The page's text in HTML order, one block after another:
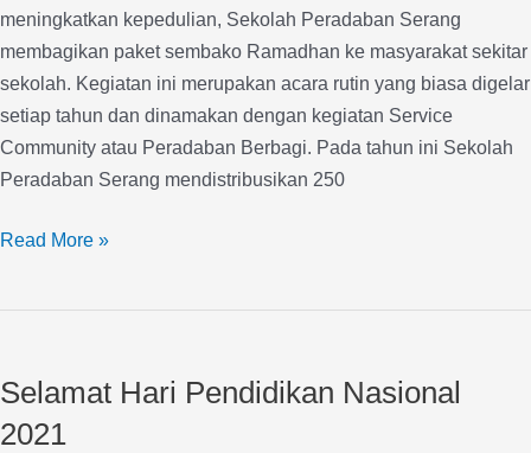
meningkatkan kepedulian, Sekolah Peradaban Serang
membagikan paket sembako Ramadhan ke masyarakat sekitar
sekolah. Kegiatan ini merupakan acara rutin yang biasa digelar
setiap tahun dan dinamakan dengan kegiatan Service
Community atau Peradaban Berbagi. Pada tahun ini Sekolah
Peradaban Serang mendistribusikan 250
Read More »
Selamat Hari Pendidikan Nasional
2021
Pendidikan
Nasional